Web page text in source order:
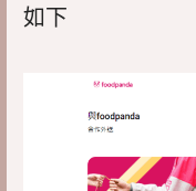
如下